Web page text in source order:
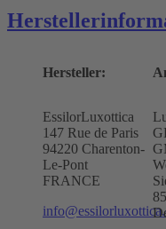
Hersteller:
EssilorLuxottica
147 Rue de Paris
94220 Charenton-
Le-Pont
FRANCE